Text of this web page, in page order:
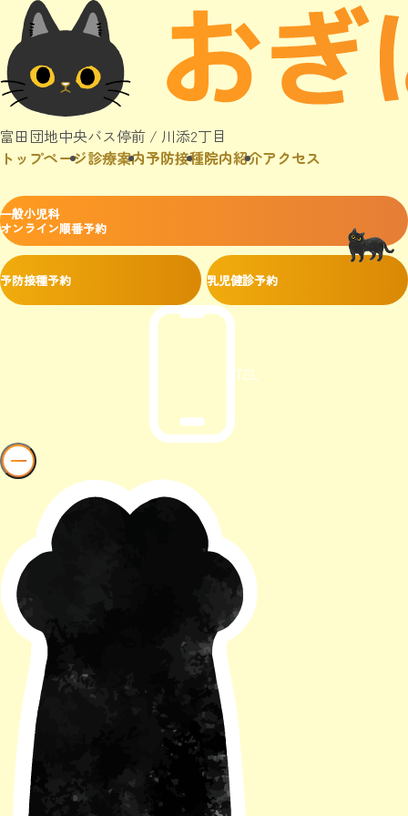
富田団地中央バス停前 / 川添2丁目
トップページ診療案内予防接種院内紹介アクセス
一般小児科
オンライン順番予約
予防接種予約 乳児健診予約
TEL